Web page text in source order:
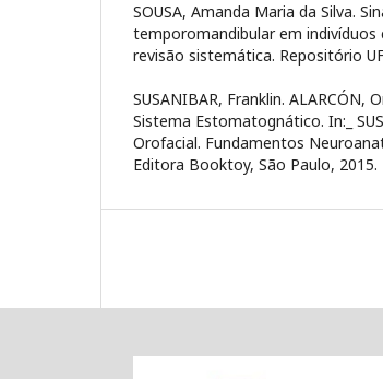
SOUSA, Amanda Maria da Silva.
temporomandibular em indivíduos
revisão sistemática. Repositório
SUSANIBAR, Franklin.
Sistema Estomatognático. In:_
Orofacial. Fundamentos
Editora Booktoy, São Paulo, 2015.